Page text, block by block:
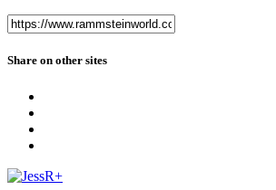
Share on other sites